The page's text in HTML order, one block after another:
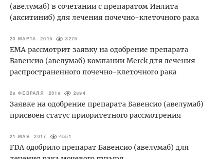
(авелумаб) в сочетании с препаратом Инлита
(акситиниб) для лечения почечно-клеточного рака
20 МАРТА 2019 3276
ЕМА рассмотрит заявку на одобрение препарата
Бавенсио (авелумаб) компании Merck для лечения
распространенного почечно-клеточного рака
28 ФЕВРАЛЯ 2019 2894
Заявке на одобрение препарата Бавенсио (авелумаб)
присвоен статус приоритетного рассмотрения
21 МАЯ 2017 4551
FDA одобрило препарат Бавенсио (авелумаб) для